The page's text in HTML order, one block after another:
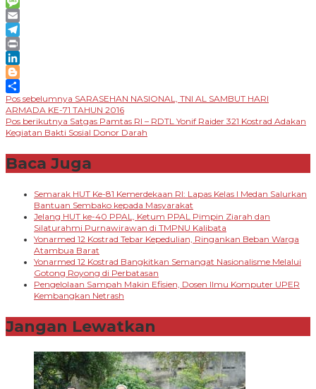
Message
Email
Telegram
Print
LinkedIn
Blogger
Share
Navigasi
pos
Pos sebelumnya SARASEHAN NASIONAL, TNI AL SAMBUT HARI
ARMADA KE-71 TAHUN 2016
Pos berikutnya Satgas Pamtas RI – RDTL Yonif Raider 321 Kostrad Adakan
Kegiatan Bakti Sosial Donor Darah
Baca Juga
Semarak HUT Ke-81 Kemerdekaan RI: Lapas Kelas I Medan Salurkan
Bantuan Sembako kepada Masyarakat
Jelang HUT ke-40 PPAL, Ketum PPAL Pimpin Ziarah dan
Silaturahmi Purnawirawan di TMPNU Kalibata
Yonarmed 12 Kostrad Tebar Kepedulian, Ringankan Beban Warga
Atambua Barat
Yonarmed 12 Kostrad Bangkitkan Semangat Nasionalisme Melalui
Gotong Royong di Perbatasan
Pengelolaan Sampah Makin Efisien, Dosen Ilmu Komputer UPER
Kembangkan Netrash
Jangan Lewatkan